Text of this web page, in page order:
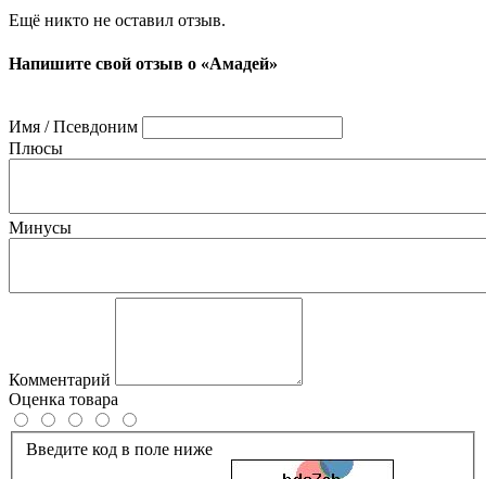
Ещё никто не оставил отзыв.
Напишите свой отзыв о «Амадей»
Имя / Псевдоним
Плюсы
Минусы
Комментарий
Оценка товара
Введите код в поле ниже